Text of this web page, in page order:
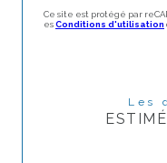
Ce site est protégé par
esConditions d'utilisation